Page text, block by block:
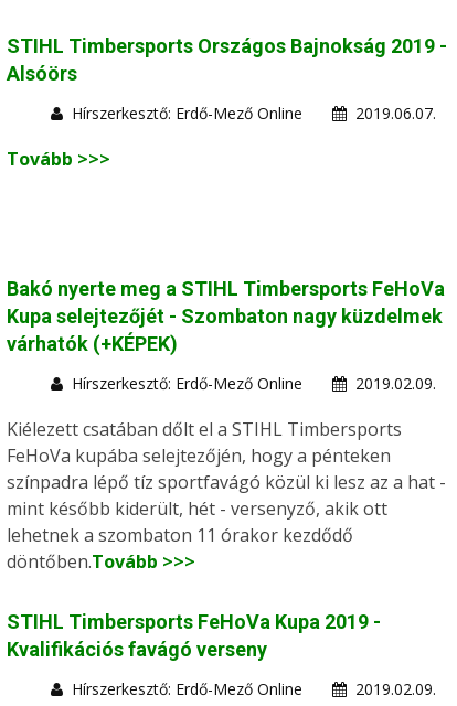
STIHL Timbersports Országos Bajnokság 2019 -
Alsóörs
Hírszerkesztő: Erdő-Mező Online 2019.06.07.
Tovább >>>
Bakó nyerte meg a STIHL Timbersports FeHoVa
Kupa selejtezőjét - Szombaton nagy küzdelmek
várhatók (+KÉPEK)
Hírszerkesztő: Erdő-Mező Online 2019.02.09.
Kiélezett csatában dőlt el a STIHL Timbersports
FeHoVa kupába selejtezőjén, hogy a pénteken
színpadra lépő tíz sportfavágó közül ki lesz az a hat -
mint később kiderült, hét - versenyző, akik ott
lehetnek a szombaton 11 órakor kezdődő
döntőben.Tovább >>>
STIHL Timbersports FeHoVa Kupa 2019 -
Kvalifikációs favágó verseny
Hírszerkesztő: Erdő-Mező Online 2019.02.09.